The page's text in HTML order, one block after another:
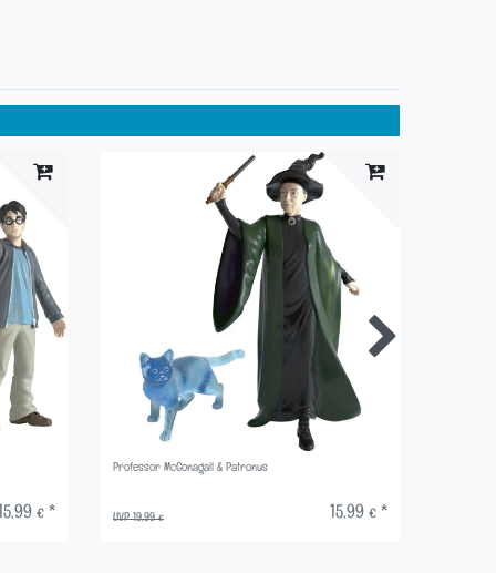
15,99 € *
Professor McGonagall & Patronus
UVP 19,99 € 15,99 € *